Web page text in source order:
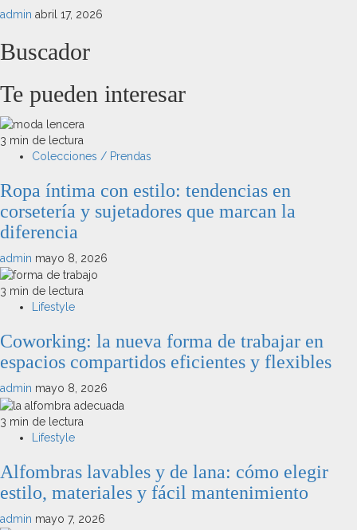
admin abril 17, 2026
Buscador
Te pueden interesar
3 min de lectura
Colecciones / Prendas
Ropa íntima con estilo: tendencias en
corsetería y sujetadores que marcan la
diferencia
admin mayo 8, 2026
3 min de lectura
Lifestyle
Coworking: la nueva forma de trabajar en
espacios compartidos eficientes y flexibles
admin mayo 8, 2026
3 min de lectura
Lifestyle
Alfombras lavables y de lana: cómo elegir
estilo, materiales y fácil mantenimiento
admin mayo 7, 2026